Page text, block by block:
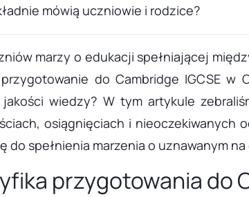
mówią uczniowie i rodzice?
marzy o edukacji spełniającej
do Cambridge IGCSE w
wiedzy? W tym artykule
osiągnięciach i nieoczekiwanych
do spełnienia marzenia o uznawanym
przygotowania do